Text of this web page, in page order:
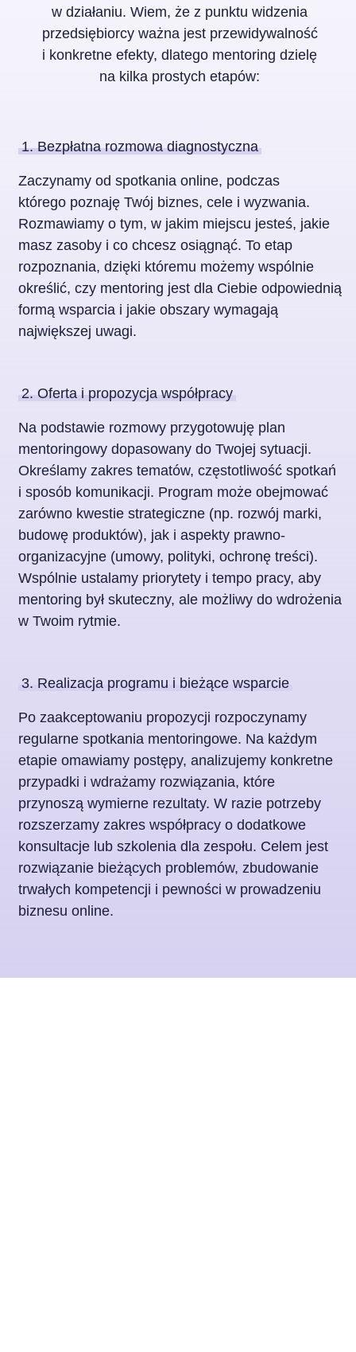
w działaniu. Wiem, że z punktu widzenia
przedsiębiorcy ważna jest przewidywalność
i konkretne efekty, dlatego mentoring dzielę
na kilka prostych etapów:
1. Bezpłatna rozmowa diagnostyczna
Zaczynamy od spotkania online, podczas
którego poznaję Twój biznes, cele i wyzwania.
Rozmawiamy o tym, w jakim miejscu jesteś, jakie
masz zasoby i co chcesz osiągnąć. To etap
rozpoznania, dzięki któremu możemy wspólnie
określić, czy mentoring jest dla Ciebie odpowiednią
formą wsparcia i jakie obszary wymagają
największej uwagi.
2. Oferta i propozycja współpracy
Na podstawie rozmowy przygotowuję plan
mentoringowy dopasowany do Twojej sytuacji.
Określamy zakres tematów, częstotliwość spotkań
i sposób komunikacji. Program może obejmować
zarówno kwestie strategiczne (np. rozwój marki,
budowę produktów), jak i aspekty prawno-
organizacyjne (umowy, polityki, ochronę treści).
Wspólnie ustalamy priorytety i tempo pracy, aby
mentoring był skuteczny, ale możliwy do wdrożenia
w Twoim rytmie.
3. Realizacja programu i bieżące wsparcie
Po zaakceptowaniu propozycji rozpoczynamy
regularne spotkania mentoringowe. Na każdym
etapie omawiamy postępy, analizujemy konkretne
przypadki i wdrażamy rozwiązania, które
przynoszą wymierne rezultaty. W razie potrzeby
rozszerzamy zakres współpracy o dodatkowe
konsultacje lub szkolenia dla zespołu. Celem jest
rozwiązanie bieżących problemów, zbudowanie
trwałych kompetencji i pewności w prowadzeniu
biznesu online.